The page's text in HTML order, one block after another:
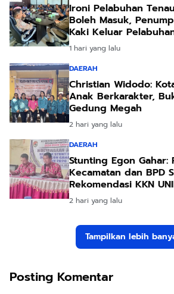
Ironi Pelabuhan
Boleh Masuk,
Kaki Keluar
1 hari yang lalu
DAERAH
Christian Widodo:
Anak Berkarakter,
Gedung Megah
2 hari yang lalu
DAERAH
Stunting Egon Gahar:
Kecamatan dan BPD
Rekomendasi KKN
2 hari yang lalu
Tampilkan lebih
Posting Komentar